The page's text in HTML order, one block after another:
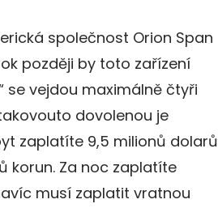
společnost Orion Span
později by toto zařízení
se vejdou maximálně čtyři
dovolenou je
zaplatíte 9,5 milionů dolarů
korun. Za noc zaplatíte
musí zaplatit vratnou